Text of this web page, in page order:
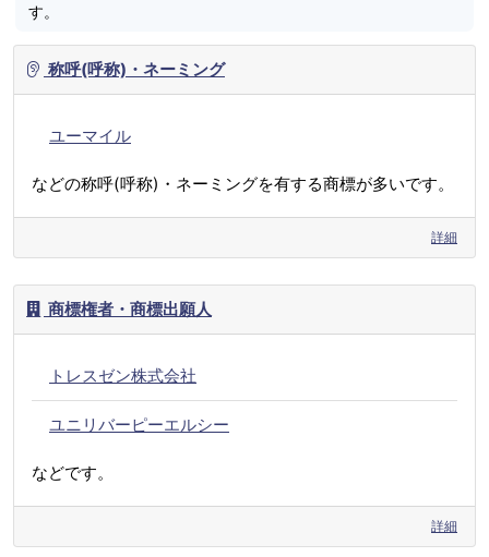
す。
称呼(呼称)・ネーミング
ユーマイル
などの称呼(呼称)・ネーミングを有する商標が多いです。
詳細
商標権者・商標出願人
トレスゼン株式会社
ユニリバーピーエルシー
などです。
詳細